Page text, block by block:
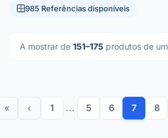
985 Referências disponíveis
A mostrar de 151–175 produtos de
« ‹ 1 ... 5 6 7 8